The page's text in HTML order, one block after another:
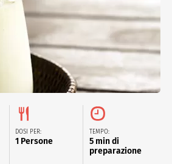
DOSI PER:
1 Persone
TEMPO:
5 min di
preparazione